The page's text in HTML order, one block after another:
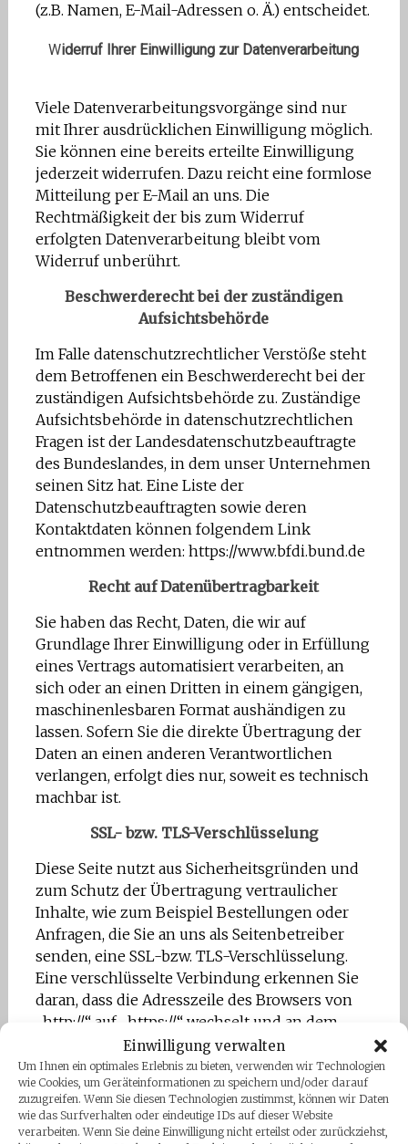
Einwilligung verwalten
Um Ihnen ein optimales Erlebnis zu bieten, verwenden wir Technologien
wie Cookies, um Geräteinformationen zu speichern und/oder darauf
zuzugreifen. Wenn Sie diesen Technologien zustimmst, können wir Daten
wie das Surfverhalten oder eindeutige IDs auf dieser Website
verarbeiten. Wenn Sie deine Einwilligung nicht erteilst oder zurückziehst,
(z.B. Namen, E-Mail-Adressen o. Ä.) entscheidet.
Widerruf Ihrer Einwilligung zur Datenverarbeitung
Viele Datenverarbeitungsvorgänge sind nur
mit Ihrer ausdrücklichen Einwilligung möglich.
Sie können eine bereits erteilte Einwilligung
jederzeit widerrufen. Dazu reicht eine formlose
Mitteilung per E-Mail an uns. Die
Rechtmäßigkeit der bis zum Widerruf
erfolgten Datenverarbeitung bleibt vom
Widerruf unberührt.
Beschwerderecht bei der zuständigen
Aufsichtsbehörde
Im Falle datenschutzrechtlicher Verstöße steht
dem Betroffenen ein Beschwerderecht bei der
zuständigen Aufsichtsbehörde zu. Zuständige
Aufsichtsbehörde in datenschutzrechtlichen
Fragen ist der Landesdatenschutzbeauftragte
des Bundeslandes, in dem unser Unternehmen
seinen Sitz hat. Eine Liste der
Datenschutzbeauftragten sowie deren
Kontaktdaten können folgendem Link
entnommen werden: https://www.bfdi.bund.de
Recht auf Datenübertragbarkeit
Sie haben das Recht, Daten, die wir auf
Grundlage Ihrer Einwilligung oder in Erfüllung
eines Vertrags automatisiert verarbeiten, an
sich oder an einen Dritten in einem gängigen,
maschinenlesbaren Format aushändigen zu
lassen. Sofern Sie die direkte Übertragung der
Daten an einen anderen Verantwortlichen
verlangen, erfolgt dies nur, soweit es technisch
machbar ist.
SSL- bzw. TLS-Verschlüsselung
Diese Seite nutzt aus Sicherheitsgründen und
zum Schutz der Übertragung vertraulicher
Inhalte, wie zum Beispiel Bestellungen oder
Anfragen, die Sie an uns als Seitenbetreiber
senden, eine SSL-bzw. TLS-Verschlüsselung.
Eine verschlüsselte Verbindung erkennen Sie
daran, dass die Adresszeile des Browsers von
„http://“ auf „https://“ wechselt und an dem
Schloss- Symbol in Ihrer Browserzeile.
Wenn die SSL- bzw. TLS-Verschlüsselung
aktiviert ist, können die Daten, die Sie an uns
übermitteln, nicht von Dritten mitgelesen